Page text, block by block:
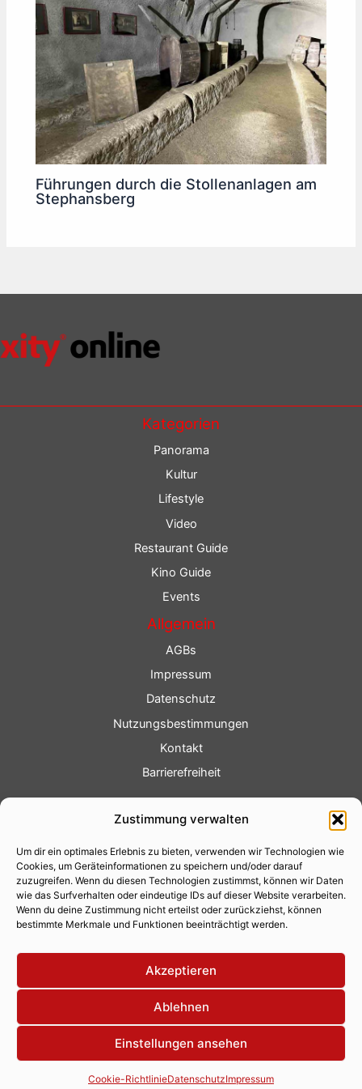
Zustimmung verwalten
Um dir ein optimales Erlebnis zu bieten, verwenden wir Technologien wie
Cookies, um Geräteinformationen zu speichern und/oder darauf
zuzugreifen. Wenn du diesen Technologien zustimmst, können wir Daten
wie das Surfverhalten oder eindeutige IDs auf dieser Website verarbeiten.
Wenn du deine Zustimmung nicht erteilst oder zurückziehst, können
bestimmte Merkmale und Funktionen beeinträchtigt werden.
Akzeptieren
Ablehnen
Einstellungen ansehen
Cookie-RichtlinieDatenschutzImpressum
Führungen durch die Stollenanlagen am
Stephansberg
Kategorien
Panorama
Kultur
Lifestyle
Video
Restaurant Guide
Kino Guide
Events
Allgemein
AGBs
Impressum
Datenschutz
Nutzungsbestimmungen
Kontakt
Barrierefreiheit
Fotoservice
Videoservice
Werbung
Contenterstellung
Lokalnachrichten
Lokalfernsehen
Eventkalender